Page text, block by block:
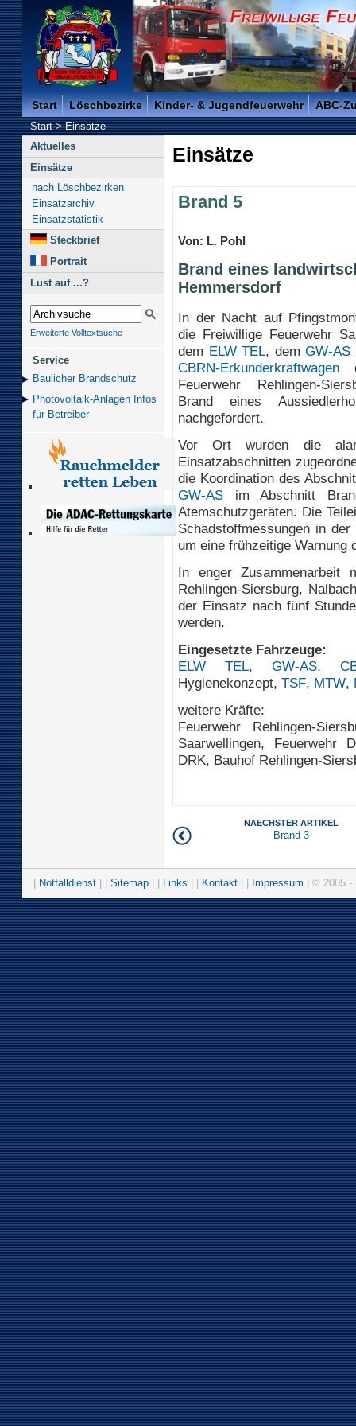
Freiwillige Feuerwehr der Kreisstadt Saarlouis -
Start Löschbezirke Kinder- & Jugendfeuerwehr ABC-
Start>Einsätze
Aktuelles
Einsätze
nach Löschbezirken
Einsatzarchiv
Einsatzstatistik
Steckbrief
Portrait
Lust auf ...?
Erweiterte Volltextsuche
Service
Baulicher Brand­schutz
Photovoltaik-Anlagen Infos
für Betreiber
Einsätze
Brand 5
Von: L. Pohl
Brand eines
Hemmersdorf
In der Nacht auf
die Freiwillige Feuerwehr
dem ELW TEL, dem GW-AS
CBRN-Erkunderkraftwagen
Feuerwehr Rehlingen-
Brand eines
nachgefordert.
Vor Ort wurden die
Einsatzabschnitten
die Koordination des
GW-AS im Abschnitt
Atemschutzgeräten. Die
Schadstoffmessungen in
um eine frühzeitige Warnung
In enger Zusammenarbeit
Rehlingen-Siersburg,
der Einsatz nach fünf
werden.
Eingesetzte Fahrzeuge:
ELW TEL, GW-AS,
Hygienekonzept, TSF, MTW,
weitere Kräfte:
Feuerwehr Rehlingen-
Saarwellingen, Feuerwehr
DRK, Bauhof Rehlingen-
NAECHSTER ARTIKEL
Brand 3
Notfalldienst Sitemap Links Kontakt Impressum | © 2005 -